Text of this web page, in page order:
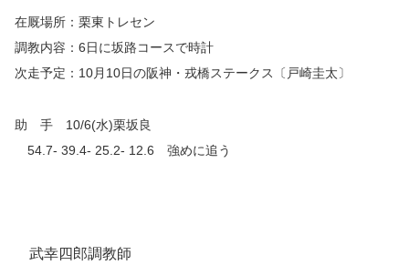
在厩場所：栗東トレセン
調教内容：6日に坂路コースで時計
次走予定：10月10日の阪神・戎橋ステークス〔戸崎圭太〕
助 手 10/6(水)栗坂良
54.7- 39.4- 25.2- 12.6 強めに追う
武幸四郎調教師